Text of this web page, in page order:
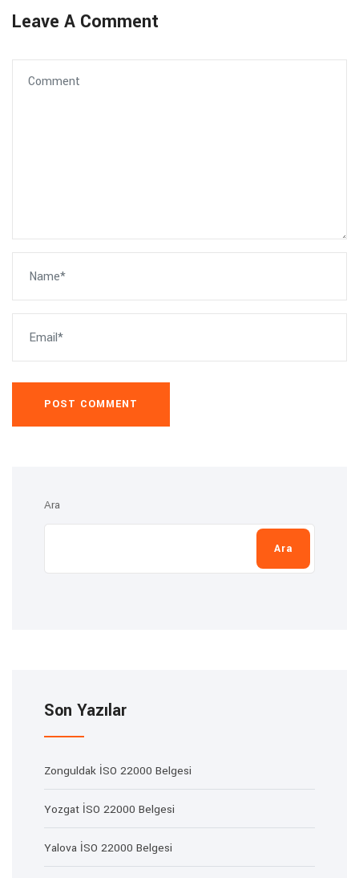
Leave A Comment
POST COMMENT
Ara
Ara
Son Yazılar
Zonguldak İSO 22000 Belgesi
Yozgat İSO 22000 Belgesi
Yalova İSO 22000 Belgesi